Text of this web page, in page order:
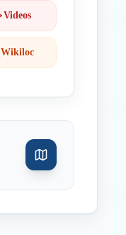
Videos
Wikiloc